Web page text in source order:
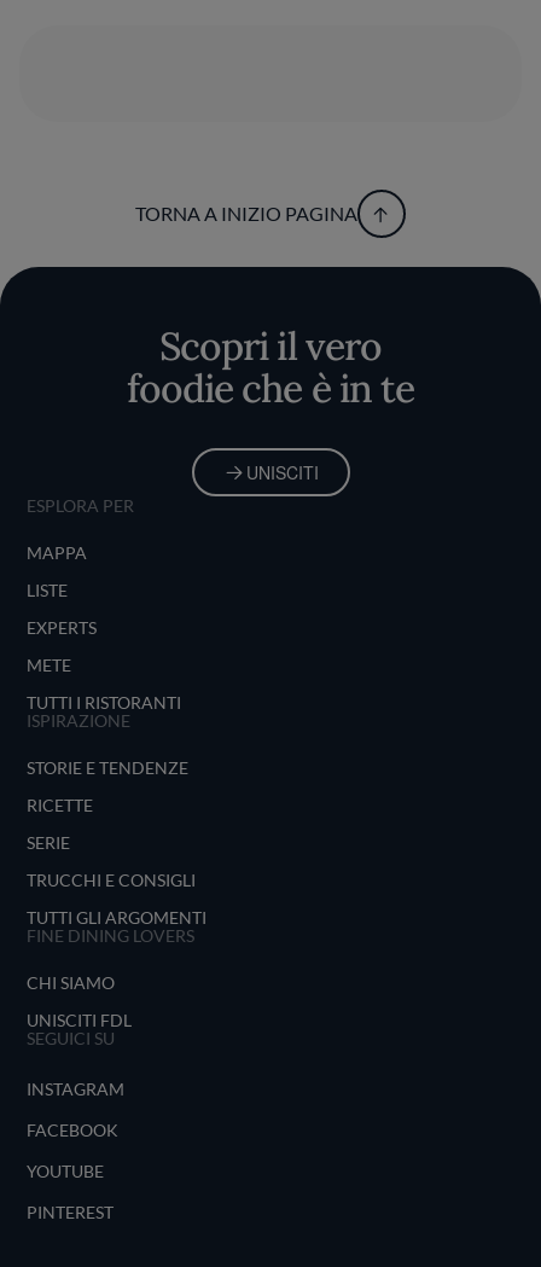
TORNA A INIZIO PAGINA
Scopri il vero
foodie che è in te
UNISCITI
ESPLORA PER
MAPPA
LISTE
EXPERTS
METE
TUTTI I RISTORANTI
ISPIRAZIONE
STORIE E TENDENZE
RICETTE
SERIE
TRUCCHI E CONSIGLI
TUTTI GLI ARGOMENTI
FINE DINING LOVERS
CHI SIAMO
UNISCITI FDL
SEGUICI SU
INSTAGRAM
FACEBOOK
YOUTUBE
PINTEREST